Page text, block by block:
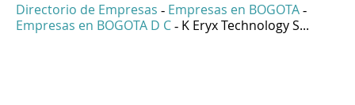
Directorio de Empresas - Empresas en BOGOTA -
Empresas en BOGOTA D C - K Eryx Technology S...